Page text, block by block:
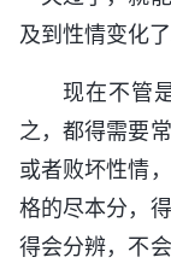
及到性情变化了
现在不管
之，都得需要
或者败坏性情
格的尽本分，
得会分辨，不